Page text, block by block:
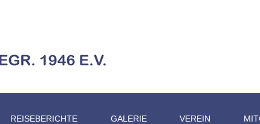
REISEBERICHTE GALERIE VEREIN